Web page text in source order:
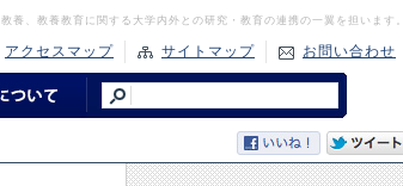
教養、教養教育に関する大学内外との研究・教育の連携の一翼を担います。
アクセスマップ サイトマップ お問い合わせ